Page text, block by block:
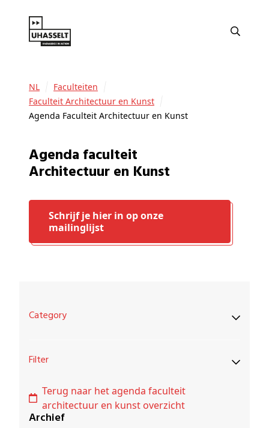
NL
Faculteiten
Faculteit Architectuur en Kunst
Agenda Faculteit Architectuur en Kunst
Agenda faculteit
Architectuur en Kunst
Schrijf je hier in op onze
mailinglijst
Category
Filter
Terug naar het agenda faculteit
architectuur en kunst overzicht
Archief